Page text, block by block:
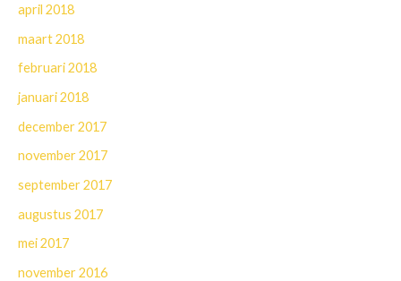
april 2018
maart 2018
februari 2018
januari 2018
december 2017
november 2017
september 2017
augustus 2017
mei 2017
november 2016